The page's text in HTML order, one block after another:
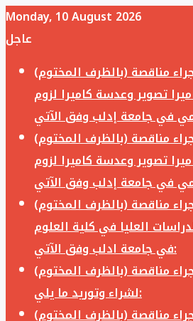
Monday, 10 August 2026
عاجل
مناقصة (بالظرف المختوم)
تصوير وعدسة كاميرا لزوم
مناقصة (بالظرف المختوم)
تصوير وعدسة كاميرا لزوم
مناقصة (بالظرف المختوم)
العليا في كلية العلوم
في جامعة ادلب وفق الآتي:
مناقصة (بالظرف المختوم)
لشراء وتوريد ما يلي:
مناقصة (بالظرف المختوم)